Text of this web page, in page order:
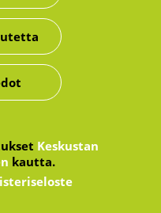
Keskustan
kautta.